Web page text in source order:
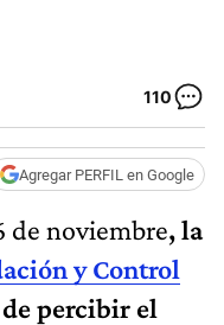
110
Agregar PERFIL en Google
de noviembre, la
y Control
percibir el